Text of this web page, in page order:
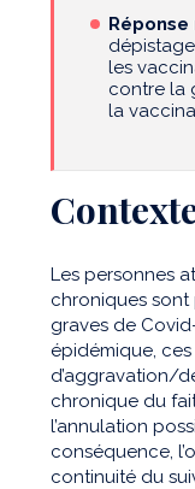
Réponse
les
contre la
la
Les personnes
chroniques sont
graves de
épidémique,
d’aggravation/
chronique du
l’annulation
conséquence,
continuité du